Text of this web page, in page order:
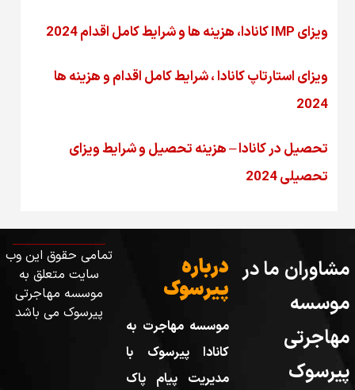
ویزای IMP کانادا، هزینه ها و شرایط کامل اقدام 2024
ویزای استارتاپ کانادا ، شرایط کامل اقدام و هزینه ها
2024
تحصیل در کانادا – هزینه‌ تحصیل و شرایط ویزای
تحصیلی 2024
مشاوران ما در
موسسه
مهاجرتی
پیرسوک
درباره
پیرسوک
موسسه مهاجرت به
کانادا پیرسوک با
مدیریت پیام پاک
تمامی حقوق این وب
سایت متعلق به
موسسه مهاجرتی
پیرسوک می باشد